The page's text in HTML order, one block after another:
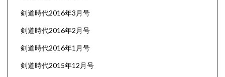
剣道時代2016年3月号
剣道時代2016年2月号
剣道時代2016年1月号
剣道時代2015年12月号